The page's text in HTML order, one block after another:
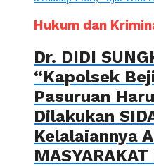
Hukum dan
Dr. DIDI
“Kapolsek
Pasuruan
Dilakukan
Kelalaiannya